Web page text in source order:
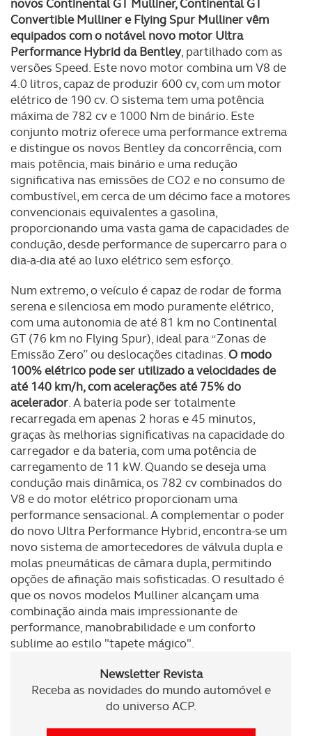
Realçamos que o bloqueio de certo tipo de Cookies e
tecnologias similares pode ter impacto na sua
experiência de navegação no Website e nos serviços
disponibilizados.
Consulte a política de cookies do site.
novos Continental GT Mulliner, Continental GT
Convertible Mulliner e Flying Spur Mulliner vêm
equipados com o notável novo motor Ultra
Performance Hybrid da Bentley, partilhado com as
versões Speed. Este novo motor combina um V8 de
4.0 litros, capaz de produzir 600 cv, com um motor
elétrico de 190 cv. O sistema tem uma potência
máxima de 782 cv e 1000 Nm de binário. Este
conjunto motriz oferece uma performance extrema
e distingue os novos Bentley da concorrência, com
mais potência, mais binário e uma redução
significativa nas emissões de CO2 e no consumo de
combustível, em cerca de um décimo face a motores
convencionais equivalentes a gasolina,
proporcionando uma vasta gama de capacidades de
condução, desde performance de supercarro para o
dia-a-dia até ao luxo elétrico sem esforço.
Num extremo, o veículo é capaz de rodar de forma
serena e silenciosa em modo puramente elétrico,
com uma autonomia de até 81 km no Continental
GT (76 km no Flying Spur), ideal para “Zonas de
Emissão Zero” ou deslocações citadinas.O modo
100% elétrico pode ser utilizado a velocidades de
até 140 km/h, com acelerações até 75% do
acelerador. A bateria pode ser totalmente
recarregada em apenas 2 horas e 45 minutos,
graças às melhorias significativas na capacidade do
carregador e da bateria, com uma potência de
carregamento de 11 kW. Quando se deseja uma
condução mais dinâmica, os 782 cv combinados do
V8 e do motor elétrico proporcionam uma
performance sensacional. A complementar o poder
do novo Ultra Performance Hybrid, encontra-se um
novo sistema de amortecedores de válvula dupla e
molas pneumáticas de câmara dupla, permitindo
opções de afinação mais sofisticadas. O resultado é
que os novos modelos Mulliner alcançam uma
combinação ainda mais impressionante de
performance, manobrabilidade e um conforto
sublime ao estilo "tapete mágico".
Newsletter Revista
Receba as novidades do mundo automóvel e
do universo ACP.